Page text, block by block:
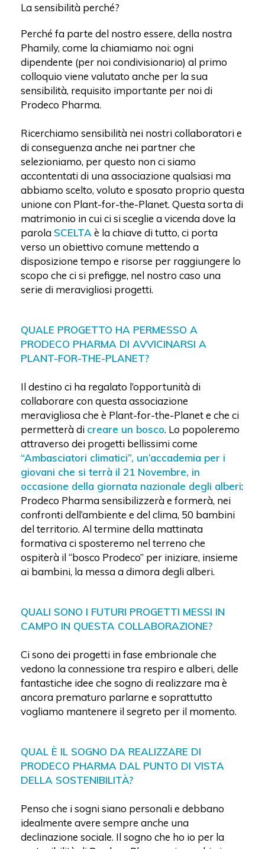
La sensibilità perché?
Perché fa parte del nostro essere, della nostra
Phamily, come la chiamiamo noi: ogni
dipendente (per noi condivisionario) al primo
colloquio viene valutato anche per la sua
sensibilità, requisito importante per noi di
Prodeco Pharma.
Ricerchiamo sensibilità nei nostri collaboratori e
di conseguenza anche nei partner che
selezioniamo, per questo non ci siamo
accontentati di una associazione qualsiasi ma
abbiamo scelto, voluto e sposato proprio questa
unione con Plant-for-the-Planet. Questa sorta di
matrimonio in cui ci si sceglie a vicenda dove la
parola SCELTA è la chiave di tutto, ci porta
verso un obiettivo comune mettendo a
disposizione tempo e risorse per raggiungere lo
scopo che ci si prefigge, nel nostro caso una
serie di meravigliosi progetti.
QUALE PROGETTO HA PERMESSO A
PRODECO PHARMA DI AVVICINARSI A
PLANT-FOR-THE-PLANET?
Il destino ci ha regalato l’opportunità di
collaborare con questa associazione
meravigliosa che è Plant-for-the-Planet e che ci
permetterà di creare un bosco. Lo popoleremo
attraverso dei progetti bellissimi come
“Ambasciatori climatici”, un’accademia per i
giovani che si terrà il 21 Novembre, in
occasione della giornata nazionale degli alberi:
Prodeco Pharma sensibilizzerà e formerà, nei
confronti dell’ambiente e del clima, 50 bambini
del territorio. Al termine della mattinata
formativa ci sposteremo nel terreno che
ospiterà il “bosco Prodeco” per iniziare, insieme
ai bambini, la messa a dimora degli alberi.
QUALI SONO I FUTURI PROGETTI MESSI IN
CAMPO IN QUESTA COLLABORAZIONE?
Ci sono dei progetti in fase embrionale che
vedono la connessione tra respiro e alberi, delle
fantastiche idee che sogno di realizzare ma è
ancora prematuro parlarne e soprattutto
vogliamo mantenere il segreto per il momento.
QUAL È IL SOGNO DA REALIZZARE DI
PRODECO PHARMA DAL PUNTO DI VISTA
DELLA SOSTENIBILITÀ?
Penso che i sogni siano personali e debbano
idealmente avere sempre anche una
declinazione sociale. Il sogno che ho io per la